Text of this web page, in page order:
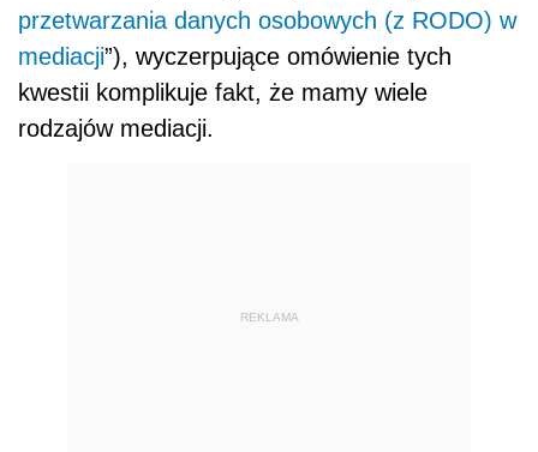
przetwarzania danych osobowych (z RODO) w
mediacji”), wyczerpujące omówienie tych
kwestii komplikuje fakt, że mamy wiele
rodzajów mediacji.
REKLAMA